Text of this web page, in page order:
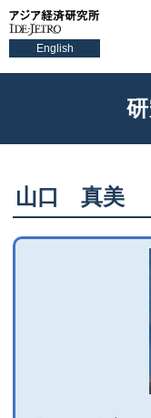
English
山口 真美